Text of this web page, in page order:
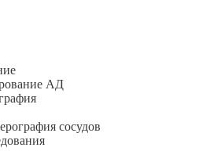
АД
сосудов